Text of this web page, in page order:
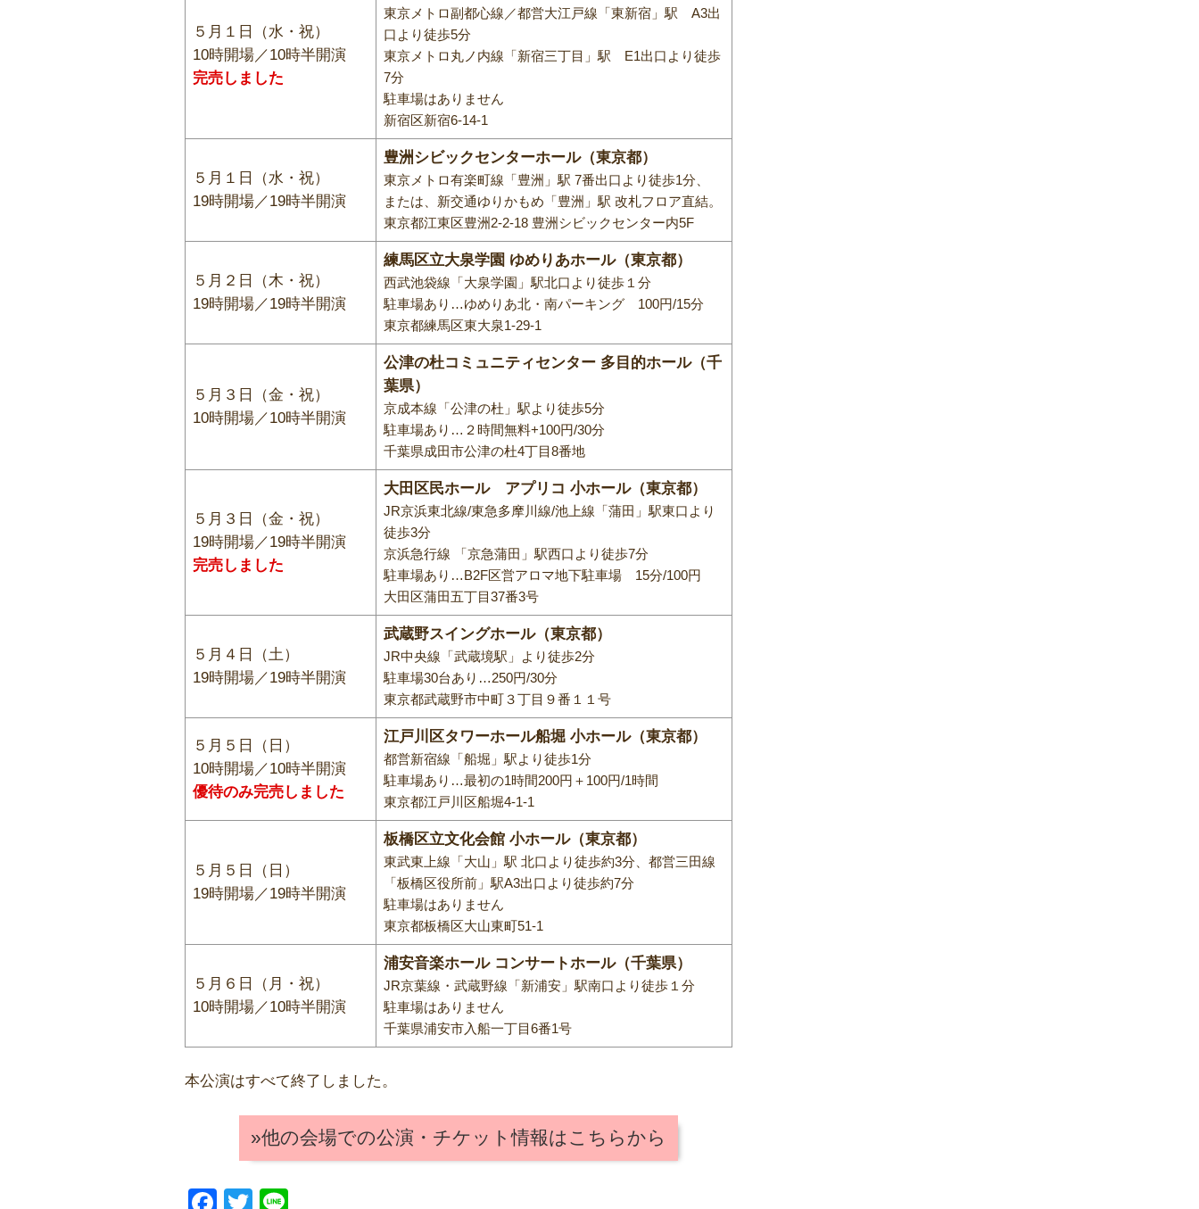
５月１日（水・祝）
10時開場／10時半開演
完売しました
東京メトロ副都心線／都営大江戸線「東新宿」駅 A3出
口より徒歩5分
東京メトロ丸ノ内線「新宿三丁目」駅 E1出口より徒歩
7分
駐車場はありません
新宿区新宿6-14-1
５月１日（水・祝）
19時開場／19時半開演
豊洲シビックセンターホール（東京都）
東京メトロ有楽町線「豊洲」駅 7番出口より徒歩1分、
または、新交通ゆりかもめ「豊洲」駅 改札フロア直結。
東京都江東区豊洲2-2-18 豊洲シビックセンター内5F
５月２日（木・祝）
19時開場／19時半開演
練馬区立大泉学園 ゆめりあホール（東京都）
西武池袋線「大泉学園」駅北口より徒歩１分
駐車場あり…ゆめりあ北・南パーキング 100円/15分
東京都練馬区東大泉1-29-1
５月３日（金・祝）
10時開場／10時半開演
公津の杜コミュニティセンター 多目的ホール（千
葉県）
京成本線「公津の杜」駅より徒歩5分
駐車場あり…２時間無料+100円/30分
千葉県成田市公津の杜4丁目8番地
５月３日（金・祝）
19時開場／19時半開演
完売しました
大田区民ホール アプリコ 小ホール（東京都）
JR京浜東北線/東急多摩川線/池上線「蒲田」駅東口より
徒歩3分
京浜急行線 「京急蒲田」駅西口より徒歩7分
駐車場あり…B2F区営アロマ地下駐車場 15分/100円
大田区蒲田五丁目37番3号
５月４日（土）
19時開場／19時半開演
武蔵野スイングホール（東京都）
JR中央線「武蔵境駅」より徒歩2分
駐車場30台あり…250円/30分
東京都武蔵野市中町３丁目９番１１号
５月５日（日）
10時開場／10時半開演
優待のみ完売しました
江戸川区タワーホール船堀 小ホール（東京都）
都営新宿線「船堀」駅より徒歩1分
駐車場あり…最初の1時間200円＋100円/1時間
東京都江戸川区船堀4-1-1
５月５日（日）
19時開場／19時半開演
板橋区立文化会館 小ホール（東京都）
東武東上線「大山」駅 北口より徒歩約3分、都営三田線
「板橋区役所前」駅A3出口より徒歩約7分
駐車場はありません
東京都板橋区大山東町51-1
５月６日（月・祝）
10時開場／10時半開演
浦安音楽ホール コンサートホール（千葉県）
JR京葉線・武蔵野線「新浦安」駅南口より徒歩１分
駐車場はありません
千葉県浦安市入船一丁目6番1号
本公演はすべて終了しました。
»他の会場での公演・チケット情報はこちらから